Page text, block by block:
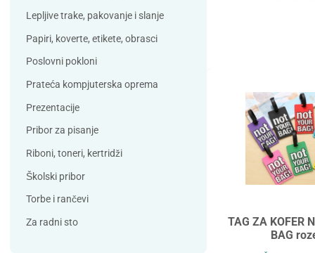
ELBA
Eleven
Elix Clean
Falken
Flieger
Fun Range
Han
Herma
HJP
Horse
Info Notes
Lepljive trake, pakovanje i slanje
Papiri, koverte, etikete, obrasci
Poslovni pokloni
Prateća kompjuterska oprema
Prezentacije
Pribor za pisanje
Riboni, toneri, kertridži
Školski pribor
Torbe i rančevi
Za radni sto
TAG ZA KOFER
BAG